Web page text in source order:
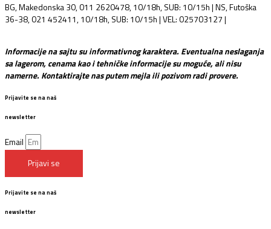
BG, Makedonska 30, 011 2620478, 10/18h, SUB: 10/15h | NS, Futoška
36-38, 021 452411, 10/18h, SUB: 10/15h | VEL: 025703127 |
Informacije na sajtu su informativnog karaktera. Eventualna neslaganja
sa lagerom, cenama kao i tehničke informacije su moguće, ali nisu
namerne. Kontaktirajte nas putem mejla ili pozivom radi provere.
Prijavite se na naš
newsletter
Email
Prijavi se
Prijavite se na naš
newsletter